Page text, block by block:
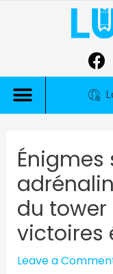
du tower
victoires
Leave a